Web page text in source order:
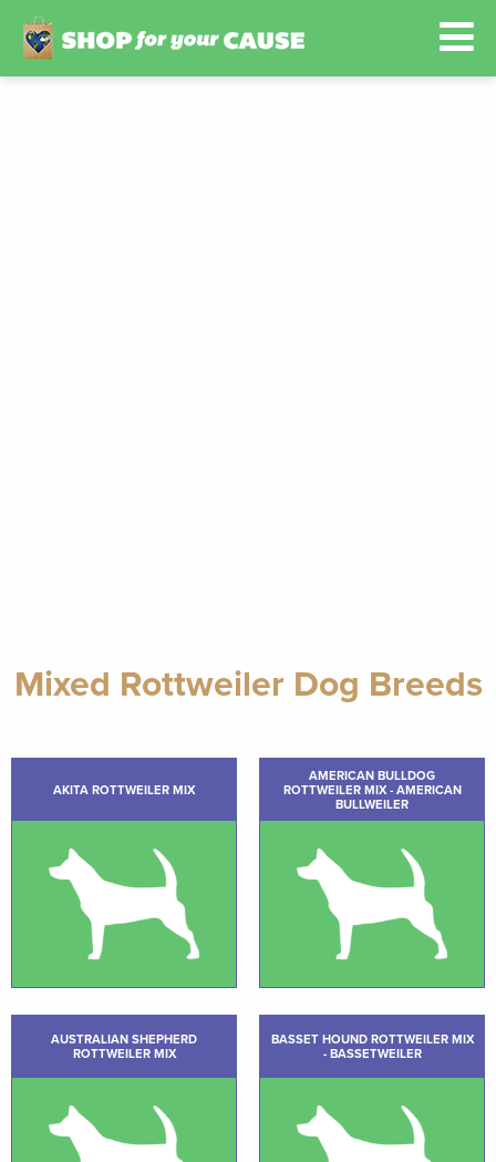
Mixed Rottweiler Dog Breeds
AKITA ROTTWEILER MIX
AMERICAN BULLDOG
ROTTWEILER MIX - AMERICAN
BULLWEILER
AUSTRALIAN SHEPHERD
ROTTWEILER MIX
BASSET HOUND ROTTWEILER MIX
- BASSETWEILER